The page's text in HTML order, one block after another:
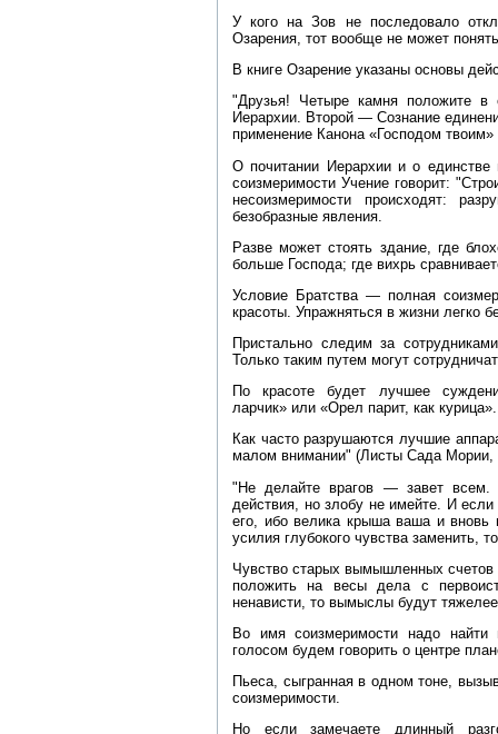
У кого на Зов не последовало
Озарения, тот вообще не может
В книге Озарение указаны основы
"Друзья! Четыре камня положите
Иерархии. Второй — Сознание
применение Канона «Господом
О почитании Иерархии и о
соизмеримости Учение говорит:
несоизмеримости происходят:
безобразные явления.
Разве может стоять здание, где
больше Господа; где вихрь
Условие Братства — полная
красоты. Упражняться в жизни легко
Пристально следим за
Только таким путем могут
По красоте будет лучшее
ларчик» или «Орел парит, как курица».
Как часто разрушаются лучшие
малом внимании" (Листы Сада Мории,
"Не делайте врагов — завет всем.
действия, но злобу не имейте. И
его, ибо велика крыша ваша и
усилия глубокого чувства заменить,
Чувство старых вымышленных
положить на весы дела с
ненависти, то вымыслы будут
Во имя соизмеримости надо
голосом будем говорить о центре
Пьеса, сыгранная в одном тоне,
соизмеримости.
Но если замечаете длинный